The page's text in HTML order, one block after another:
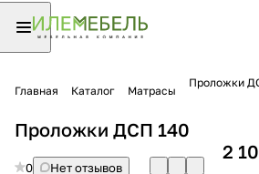
Главная Каталог Матрасы
Проложки
Проложки ДСП 140
0
Нет отзывов
2